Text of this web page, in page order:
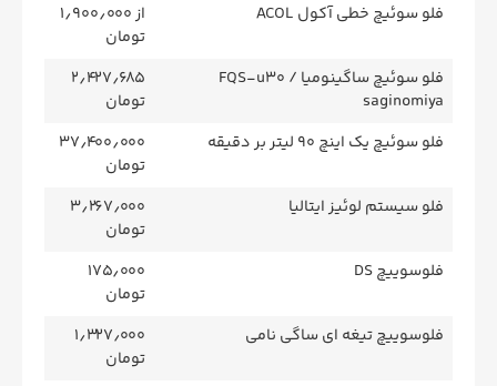
فلو سوئیچ خطی آکول ACOL
از ۱٫۹۰۰٫۰۰۰
تومان
فلو سوئیچ ساگینومیا / FQS-u30
saginomiya
۲٫۴۲۷٫۶۸۵
تومان
فلو سوئیچ یک اینچ 90 لیتر بر دقیقه
۳۷٫۴۰۰٫۰۰۰
تومان
فلو سیستم لوئیز ایتالیا
۳٫۲۶۷٫۰۰۰
تومان
فلوسوییچ DS
۱۷۵٫۰۰۰
تومان
فلوسوییچ تیغه ای ساگی نامی
۱٫۳۲۷٫۰۰۰
تومان